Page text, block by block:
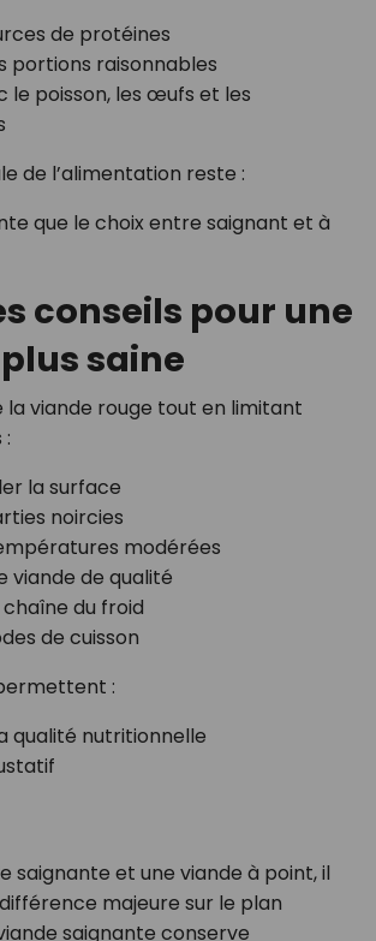
de protéines
portions raisonnables
le poisson, les œufs et les
de l’alimentation reste :
que le choix entre saignant et à
conseils pour une
saine
la viande rouge tout en limitant
la surface
noircies
modérées
viande de qualité
du froid
de cuisson
:
qualité nutritionnelle
saignante et une viande à point, il
majeure sur le plan
saignante conserve